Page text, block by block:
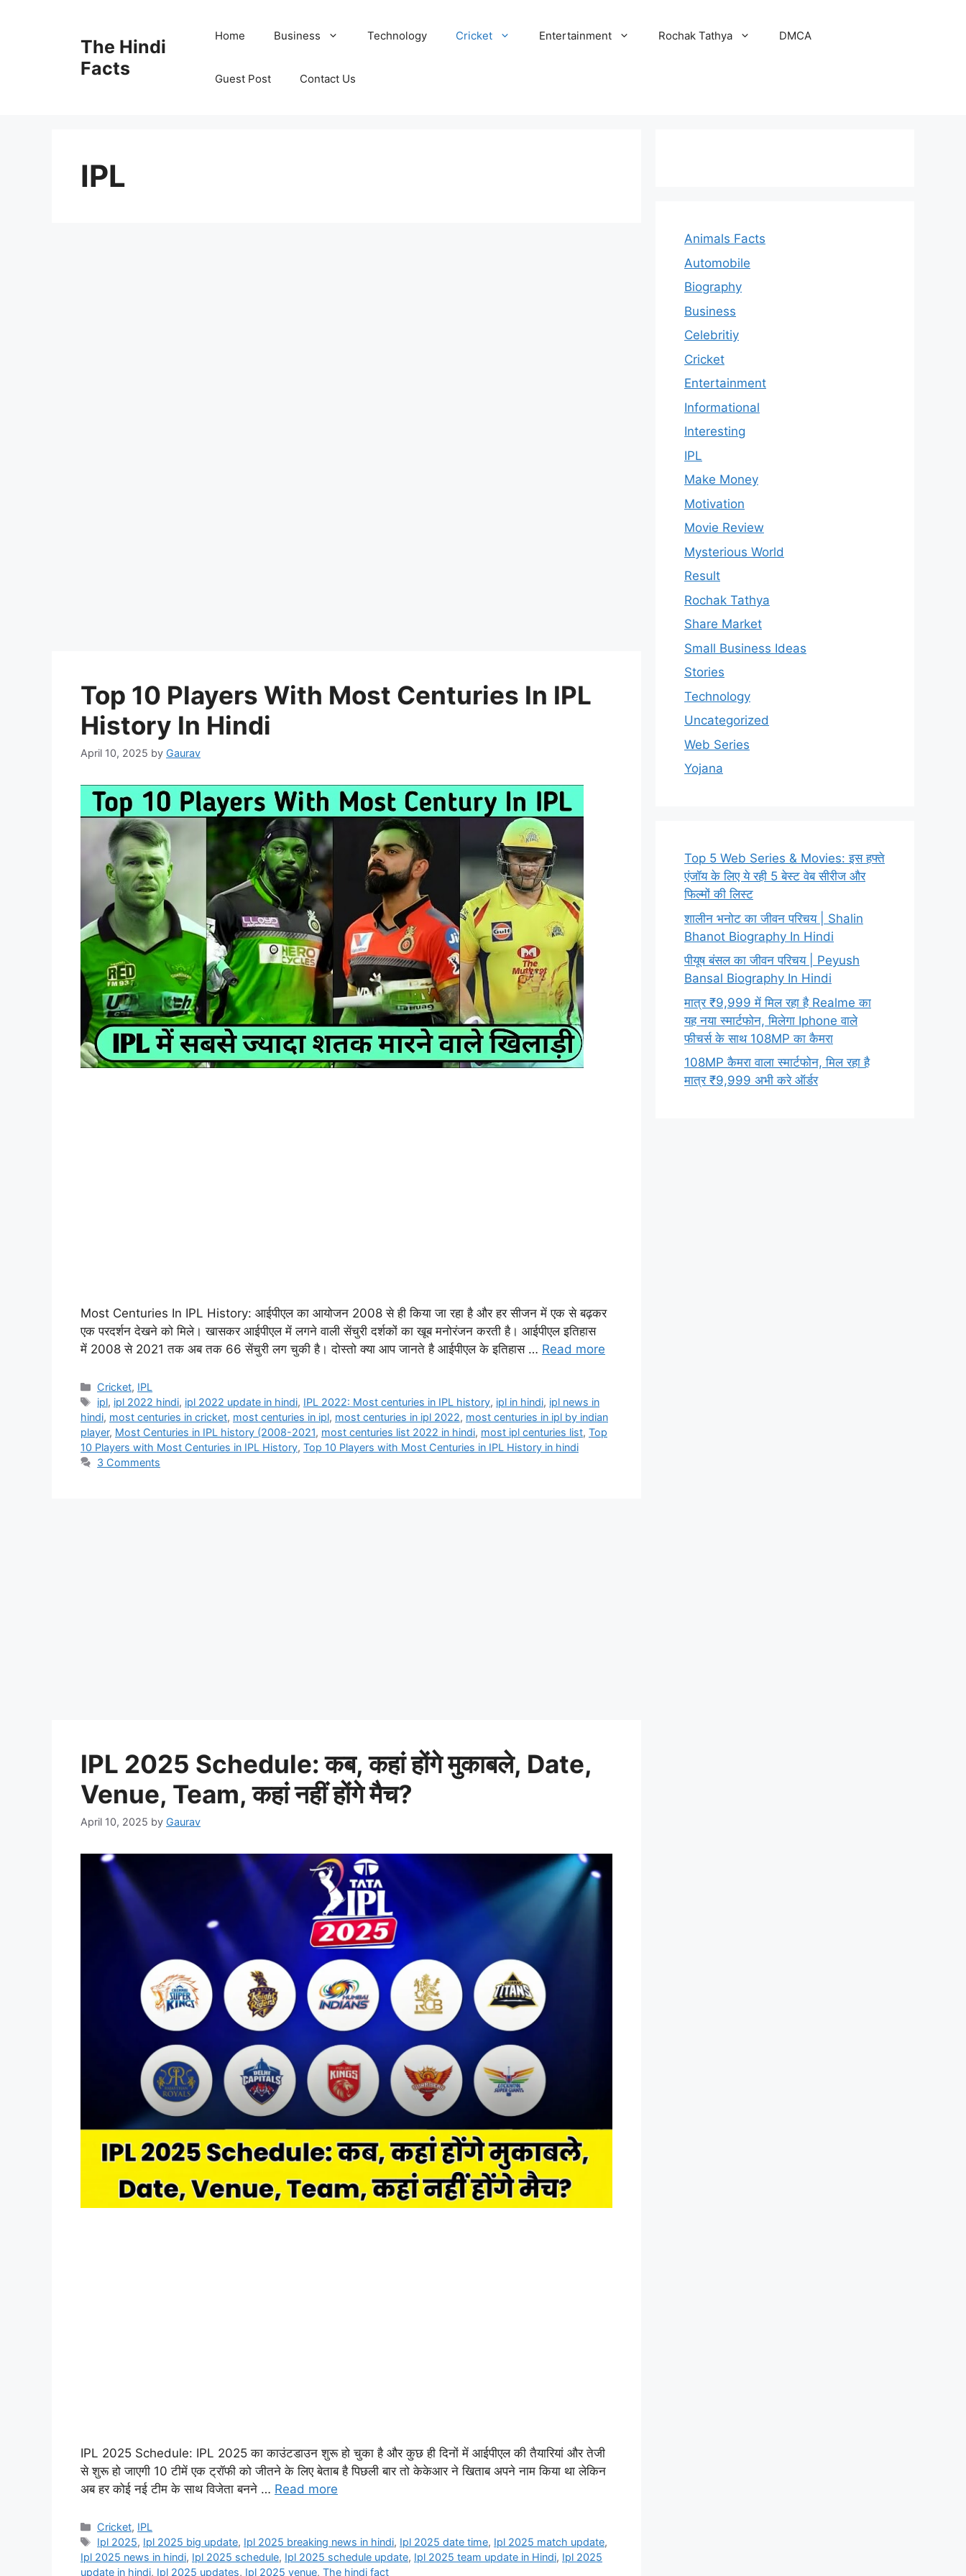
The Hindi
Facts
Home Business Technology Cricket Entertainment Rochak Tathya DMCA
Guest Post Contact Us
IPL
Top 10 Players With Most Centuries In IPL
History In Hindi
April 10, 2025 by Gaurav
Most Centuries In IPL History: आईपीएल का आयोजन 2008 से ही किया जा रहा है और हर सीजन में एक से बढ़कर
एक परदर्शन देखने को मिले। खासकर आईपीएल में लगने वाली सेंचुरी दर्शकों का खूब मनोरंजन करती है। आईपीएल इतिहास
में 2008 से 2021 तक अब तक 66 सेंचुरी लग चुकी है। दोस्तो क्या आप जानते है आईपीएल के इतिहास … Read more
Cricket, IPL
ipl, ipl 2022 hindi, ipl 2022 update in hindi, IPL 2022: Most centuries in IPL history, ipl in hindi, ipl news in
hindi, most centuries in cricket, most centuries in ipl, most centuries in ipl 2022, most centuries in ipl by indian
player, Most Centuries in IPL history (2008-2021, most centuries list 2022 in hindi, most ipl centuries list, Top
10 Players with Most Centuries in IPL History, Top 10 Players with Most Centuries in IPL History in hindi
3 Comments
IPL 2025 Schedule: कब, कहां होंगे मुकाबले, Date,
Venue, Team, कहां नहीं होंगे मैच?
April 10, 2025 by Gaurav
IPL 2025 Schedule: IPL 2025 का काउंटडाउन शुरू हो चुका है और कुछ ही दिनों में आईपीएल की तैयारियां और तेजी
से शुरू हो जाएगी 10 टीमें एक ट्रॉफी को जीतने के लिए बेताब है पिछली बार तो केकेआर ने खिताब अपने नाम किया था लेकिन
अब हर कोई नई टीम के साथ विजेता बनने … Read more
Cricket, IPL
Ipl 2025, Ipl 2025 big update, Ipl 2025 breaking news in hindi, Ipl 2025 date time, Ipl 2025 match update,
Ipl 2025 news in hindi, Ipl 2025 schedule, Ipl 2025 schedule update, Ipl 2025 team update in Hindi, Ipl 2025
update in hindi, Ipl 2025 updates, Ipl 2025 venue, The hindi fact
Animals Facts
Automobile
Biography
Business
Celebritiy
Cricket
Entertainment
Informational
Interesting
IPL
Make Money
Motivation
Movie Review
Mysterious World
Result
Rochak Tathya
Share Market
Small Business Ideas
Stories
Technology
Uncategorized
Web Series
Yojana
Top 5 Web Series & Movies: इस हफ्ते
एंजॉय के लिए ये रही 5 बेस्ट वेब सीरीज और
फिल्मों की लिस्ट
शालीन भनोट का जीवन परिचय | Shalin
Bhanot Biography In Hindi
पीयूष बंसल का जीवन परिचय | Peyush
Bansal Biography In Hindi
मात्र ₹9,999 में मिल रहा है Realme का
यह नया स्मार्टफोन, मिलेगा Iphone वाले
फीचर्स के साथ 108MP का कैमरा
108MP कैमरा वाला स्मार्टफोन, मिल रहा है
मात्र ₹9,999 अभी करे ऑर्डर